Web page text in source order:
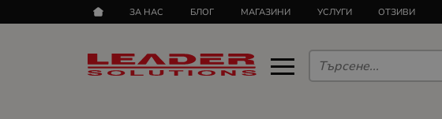
ЗА НАС БЛОГ МАГАЗИНИ УСЛУГИ ОТЗИВИ